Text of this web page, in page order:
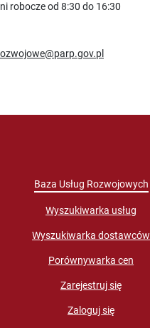
robocze od 8:30 do 16:30
Baza Usług Rozwojowych
Wyszukiwarka usług
Wyszukiwarka dostawców
Porównywarka cen
Zarejestruj się
Zaloguj się